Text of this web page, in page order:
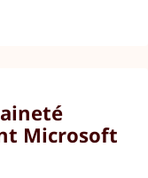
Microsoft